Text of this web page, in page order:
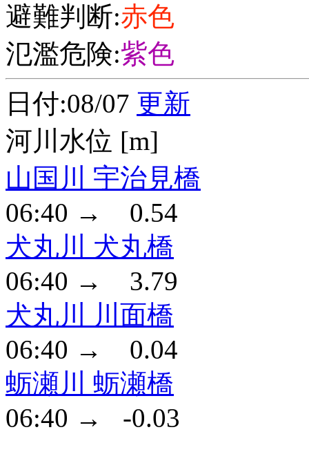
避難判断:赤色
氾濫危険:紫色
日付:08/07 更新
河川水位 [m]
山国川 宇治見橋
06:40 → 0.54
犬丸川 犬丸橋
06:40 → 3.79
犬丸川 川面橋
06:40 → 0.04
蛎瀬川 蛎瀬橋
06:40 → -0.03